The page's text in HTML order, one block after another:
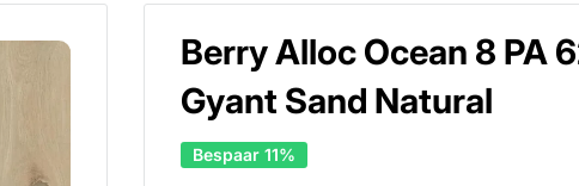
Berry Alloc Ocean 8 PA
Gyant Sand Natural
Bespaar 11%